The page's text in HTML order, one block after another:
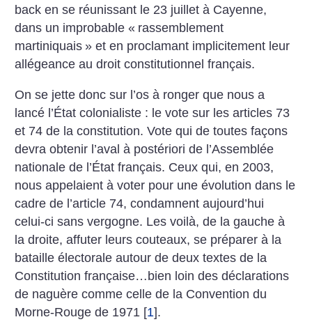
back en se réunissant le 23 juillet à Cayenne,
dans un improbable « rassemblement
martiniquais » et en proclamant implicitement leur
allégeance au droit constitutionnel français.
On se jette donc sur l’os à ronger que nous a
lancé l’État colonialiste : le vote sur les articles 73
et 74 de la constitution. Vote qui de toutes façons
devra obtenir l’aval à postériori de l’Assemblée
nationale de l’État français. Ceux qui, en 2003,
nous appelaient à voter pour une évolution dans le
cadre de l’article 74, condamnent aujourd’hui
celui-ci sans vergogne. Les voilà, de la gauche à
la droite, affuter leurs couteaux, se préparer à la
bataille électorale autour de deux textes de la
Constitution française…bien loin des déclarations
de naguère comme celle de la Convention du
Morne-Rouge de 1971 [1].